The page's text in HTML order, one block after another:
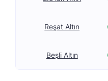
Reşat Altın
Beşli Altın